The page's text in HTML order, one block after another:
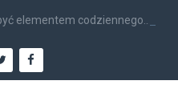
elementem codziennego...